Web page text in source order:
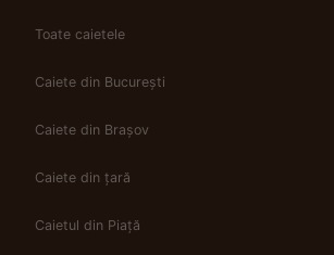
Toate caietele
Caiete din București
Caiete din Brașov
Caiete din țară
Caietul din Piață